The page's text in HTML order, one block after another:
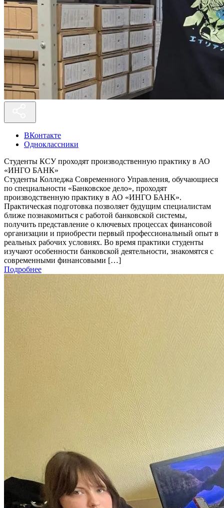
ВКонтакте
Одноклассники
Студенты КСУ проходят производственную практику в АО
«ИНГО БАНК»
Студенты Колледжа Современного Управления, обучающиеся
по специальности «Банковское дело», проходят
производственную практику в АО «ИНГО БАНК».
Практическая подготовка позволяет будущим специалистам
ближе познакомиться с работой банковской системы,
получить представление о ключевых процессах финансовой
организации и приобрести первый профессиональный опыт в
реальных рабочих условиях. Во время практики студенты
изучают особенности банковской деятельности, знакомятся с
современными финансовыми […]
Подробнее